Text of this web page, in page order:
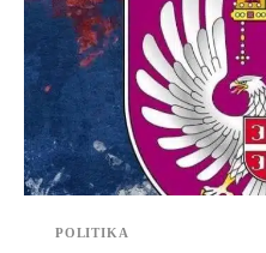
POLITIKA